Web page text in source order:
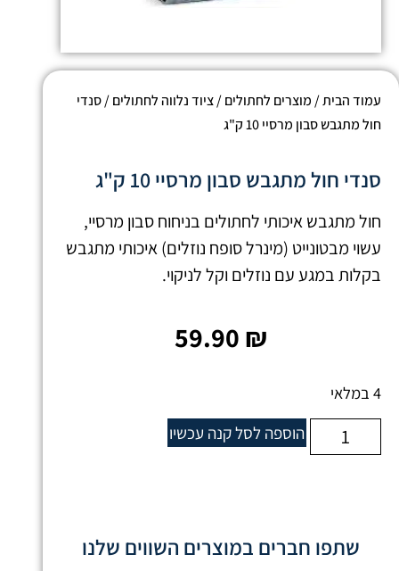
עמוד הבית/ מוצרים לחתולים/ציוד נלווה לחתולים/ סנדי
חול מתגבש סבון מרסיי 10 ק"ג
סנדי חול מתגבש סבון מרסיי 10 ק"ג
חול מתגבש איכותי לחתולים בניחוח סבון מרסיי,
עשוי מבטונייט (מינרל סופח נוזלים) איכותי מתגבש
בקלות במגע עם נוזלים וקל לניקוי.
59.90 ₪
4 במלאי
הוספה לסלקנה עכשיו
שתפו חברים במוצרים השווים שלנו